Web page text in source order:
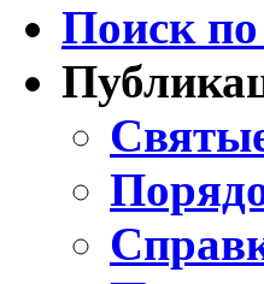
Поиск